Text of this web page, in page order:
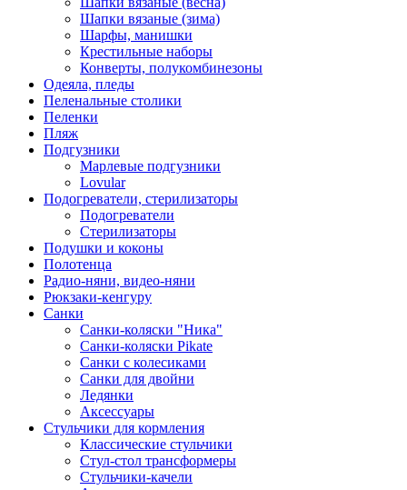
Шапки вязаные (зима)
Шарфы, манишки
Крестильные наборы
Конверты, полукомбинезоны
Одеяла, пледы
Пеленальные столики
Пеленки
Пляж
Подгузники
Марлевые подгузники
Lovular
Подогреватели, стерилизаторы
Подогреватели
Стерилизаторы
Подушки и коконы
Полотенца
Радио-няни, видео-няни
Рюкзаки-кенгуру
Санки
Санки-коляски "Ника"
Санки-коляски Pikate
Санки с колесиками
Санки для двойни
Ледянки
Аксессуары
Стульчики для кормления
Классические стульчики
Стул-стол трансформеры
Стульчики-качели